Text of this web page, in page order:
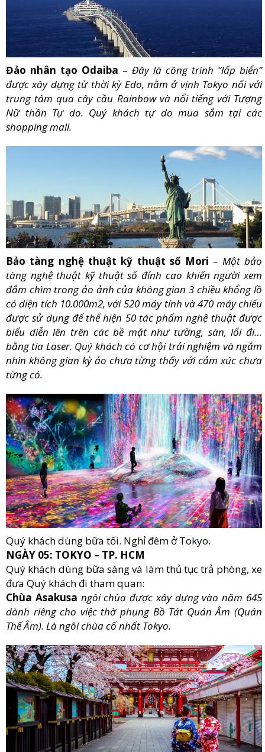
Đảo nhân tạo Odaiba – Đây là công trình “lấp biển”
được xây dựng từ thời kỳ Edo, nằm ở vịnh Tokyo nối với
trung tâm qua cây cầu Rainbow và nổi tiếng với Tượng
Nữ thần Tự do. Quý khách tự do mua sắm tại các
shopping mall.
Bảo tàng nghệ thuật kỹ thuật số Mori – Một bảo
tàng nghệ thuật kỹ thuật số đỉnh cao khiến người xem
đắm chìm trong ảo ảnh của không gian 3 chiều khổng lồ
có diện tích 10.000m2, với 520 máy tính và 470 máy chiếu
được sử dụng để thể hiện 50 tác phẩm nghệ thuật được
biểu diễn lên trên các bề mặt như tường, sàn, lối đi…
bằng tia Laser. Quý khách có cơ hội trải nghiệm và ngắm
nhìn không gian kỳ ảo chưa từng thấy với cảm xúc chưa
từng có.
Quý khách dùng bữa tối. Nghỉ đêm ở Tokyo.
NGÀY 05: TOKYO – TP. HCM
Quý khách dùng bữa sáng và làm thủ tục trả phòng, xe
đưa Quý khách đi tham quan:
Chùa Asakusa ngôi chùa được xây dựng vào năm 645
dành riêng cho việc thờ phụng Bồ Tát Quán Âm (Quán
Thế Âm). Là ngôi chùa cổ nhất Tokyo.